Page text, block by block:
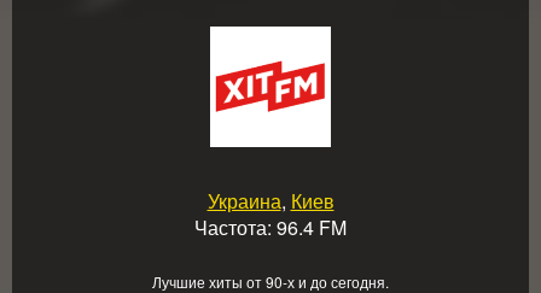
Украина, Киев
Частота: 96.4 FM
Лучшие хиты от 90-х и до сегодня.